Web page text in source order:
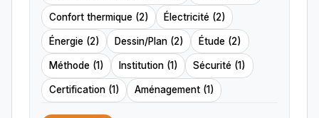
Confort thermique (2) Électricité (2)
Énergie (2) Dessin/Plan (2) Étude (2)
Méthode (1) Institution (1) Sécurité (1)
Certification (1) Aménagement (1)